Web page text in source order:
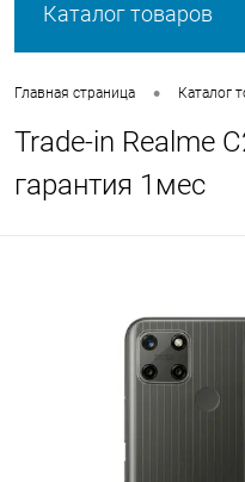
Каталог товаров
Главная страница • Каталог
Trade-in Realme
гарантия 1мес
Сегодня
Оплачивайте
% картой